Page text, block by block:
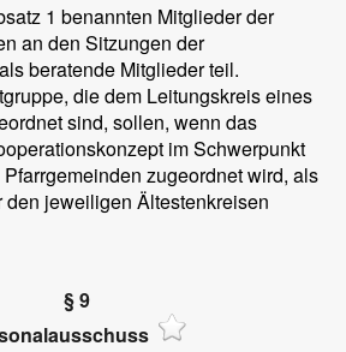
1 benannten Mitglieder der
an den Sitzungen der
beratende Mitglieder teil.
die dem Leitungskreis eines
sind, sollen, wenn das
im Schwerpunkt
zugeordnet wird, als
jeweiligen Ältestenkreisen
§ 9